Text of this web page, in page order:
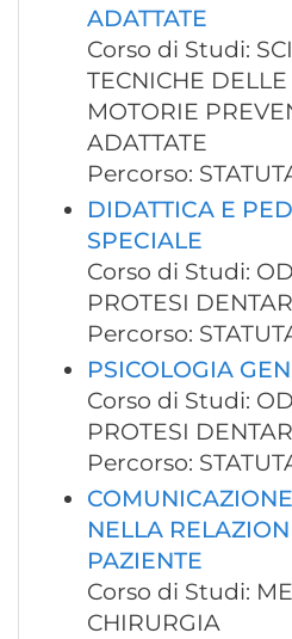
ADATTATE
Corso di Studi:
TECNICHE DELLE
MOTORIE
ADATTATE
Percorso:
DIDATTICA E
SPECIALE
Corso di Studi:
PROTESI
Percorso:
PSICOLOGIA
Corso di Studi:
PROTESI
Percorso:
NELLA
PAZIENTE
Corso di Studi:
CHIRURGIA